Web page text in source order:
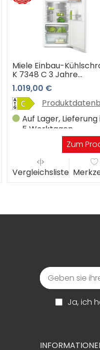
Miele Einbau-
K 7348 C 3 Jahre
Premiumshop Garantie
1.019,00 €
Auf Lager, Lieferung
5 Werktagen
Zum
Vergleichsliste
Ja, ich